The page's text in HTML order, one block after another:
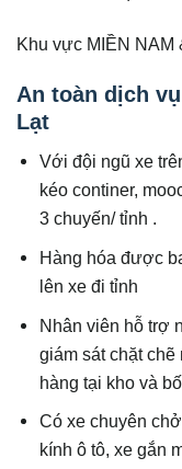
Khu vực MIỀN NAM
An toàn dịch
Lạt
Với đội ngũ xe
kéo continer,
3 chuyến/ tỉnh .
Hàng hóa được
lên xe đi tỉnh
Nhân viên hỗ trợ
giám sát chặt
hàng tại kho và
Có xe chuyên
kính ô tô, xe gắn